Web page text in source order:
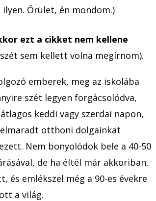
Őrület, én mondom.)
ezt a cikket nem kellene
sem kellett volna megírnom).
emberek, meg az iskolába
szét legyen forgácsolódva,
keddi vagy szerdai napon,
otthoni dolgainkat
Nem bonyolódok bele a 40-50
de ha éltél már akkoriban,
és emlékszel még a 90-es évekre
a világ.